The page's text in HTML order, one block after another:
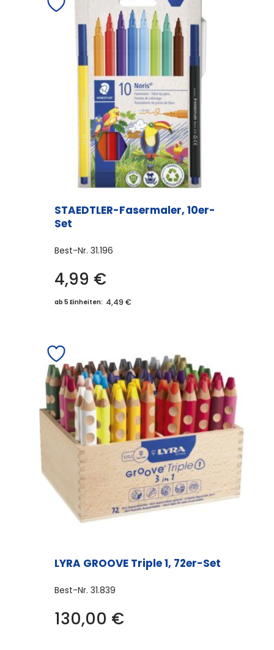
STAEDTLER-Fasermaler, 10er-
Set
Best-Nr. 31.196
4,99 €
ab 5 Einheiten: 4,49 €
LYRA GROOVE Triple 1, 72er-Set
Best-Nr. 31.839
130,00 €